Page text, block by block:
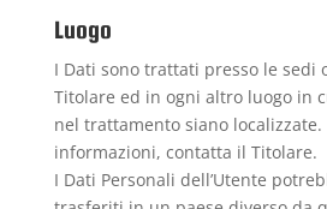
Luogo
I Dati sono trattati presso le sedi
Titolare ed in ogni altro luogo in
nel trattamento siano
informazioni, contatta il Titolare.
I Dati Personali dell’Utente